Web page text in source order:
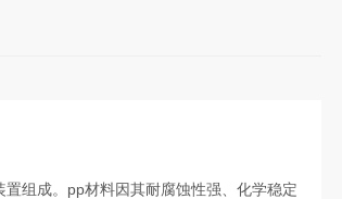
组成。pp材料因其耐腐蚀性强、化学稳定